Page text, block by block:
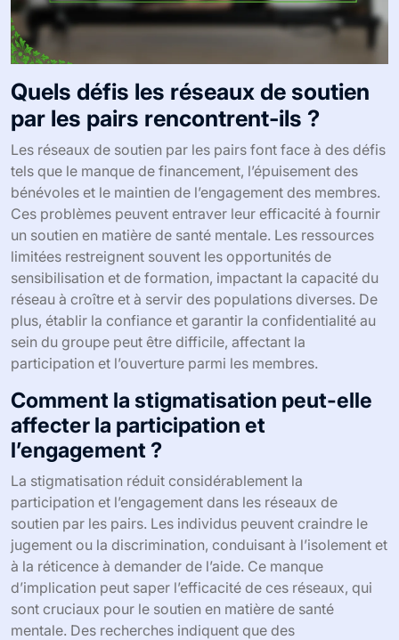
Quels défis les réseaux de soutien
par les pairs rencontrent-ils ?
Les réseaux de soutien par les pairs font face à des défis
tels que le manque de financement, l’épuisement des
bénévoles et le maintien de l’engagement des membres.
Ces problèmes peuvent entraver leur efficacité à fournir
un soutien en matière de santé mentale. Les ressources
limitées restreignent souvent les opportunités de
sensibilisation et de formation, impactant la capacité du
réseau à croître et à servir des populations diverses. De
plus, établir la confiance et garantir la confidentialité au
sein du groupe peut être difficile, affectant la
participation et l’ouverture parmi les membres.
Comment la stigmatisation peut-elle
affecter la participation et
l’engagement ?
La stigmatisation réduit considérablement la
participation et l’engagement dans les réseaux de
soutien par les pairs. Les individus peuvent craindre le
jugement ou la discrimination, conduisant à l’isolement et
à la réticence à demander de l’aide. Ce manque
d’implication peut saper l’efficacité de ces réseaux, qui
sont cruciaux pour le soutien en matière de santé
mentale. Des recherches indiquent que des